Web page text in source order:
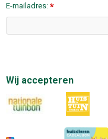
E-mailadres: *
Wij accepteren